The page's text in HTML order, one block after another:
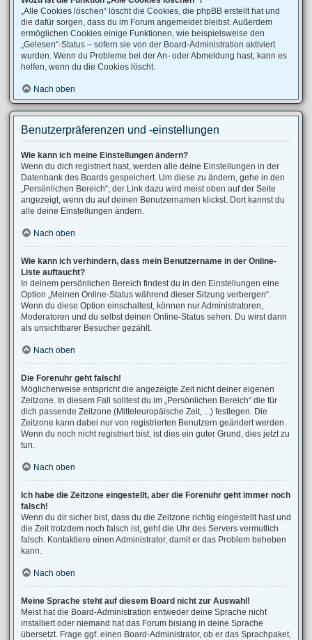
„Alle Cookies löschen“ löscht die Cookies, die phpBB erstellt hat und
die dafür sorgen, dass du im Forum angemeldet bleibst. Außerdem
ermöglichen Cookies einige Funktionen, wie beispielsweise den
„Gelesen“-Status – sofern sie von der Board-Administration aktiviert
wurden. Wenn du Probleme bei der An- oder Abmeldung hast, kann es
helfen, wenn du die Cookies löscht.
Nach oben
Benutzerpräferenzen und -einstellungen
Wie kann ich meine Einstellungen ändern?
Wenn du dich registriert hast, werden alle deine Einstellungen in der
Datenbank des Boards gespeichert. Um diese zu ändern, gehe in den
„Persönlichen Bereich“; der Link dazu wird meist oben auf der Seite
angezeigt, wenn du auf deinen Benutzernamen klickst. Dort kannst du
alle deine Einstellungen ändern.
Nach oben
Wie kann ich verhindern, dass mein Benutzername in der Online-
Liste auftaucht?
In deinem persönlichen Bereich findest du in den Einstellungen eine
Option „Meinen Online-Status während dieser Sitzung verbergen“.
Wenn du diese Option einschaltest, können nur Administratoren,
Moderatoren und du selbst deinen Online-Status sehen. Du wirst dann
als unsichtbarer Besucher gezählt.
Nach oben
Die Forenuhr geht falsch!
Möglicherweise entspricht die angezeigte Zeit nicht deiner eigenen
Zeitzone. In diesem Fall solltest du im „Persönlichen Bereich“ die für
dich passende Zeitzone (Mitteleuropäische Zeit, ...) festlegen. Die
Zeitzone kann dabei nur von registrierten Benutzern geändert werden.
Wenn du noch nicht registriert bist, ist dies ein guter Grund, dies jetzt zu
tun.
Nach oben
Ich habe die Zeitzone eingestellt, aber die Forenuhr geht immer noch
falsch!
Wenn du dir sicher bist, dass du die Zeitzone richtig eingestellt hast und
die Zeit trotzdem noch falsch ist, geht die Uhr des Servers vermutlich
falsch. Kontaktiere einen Administrator, damit er das Problem beheben
kann.
Nach oben
Meine Sprache steht auf diesem Board nicht zur Auswahl!
Meist hat die Board-Administration entweder deine Sprache nicht
installiert oder niemand hat das Forum bislang in deine Sprache
übersetzt. Frage ggf. einen Board-Administrator, ob er das Sprachpaket,